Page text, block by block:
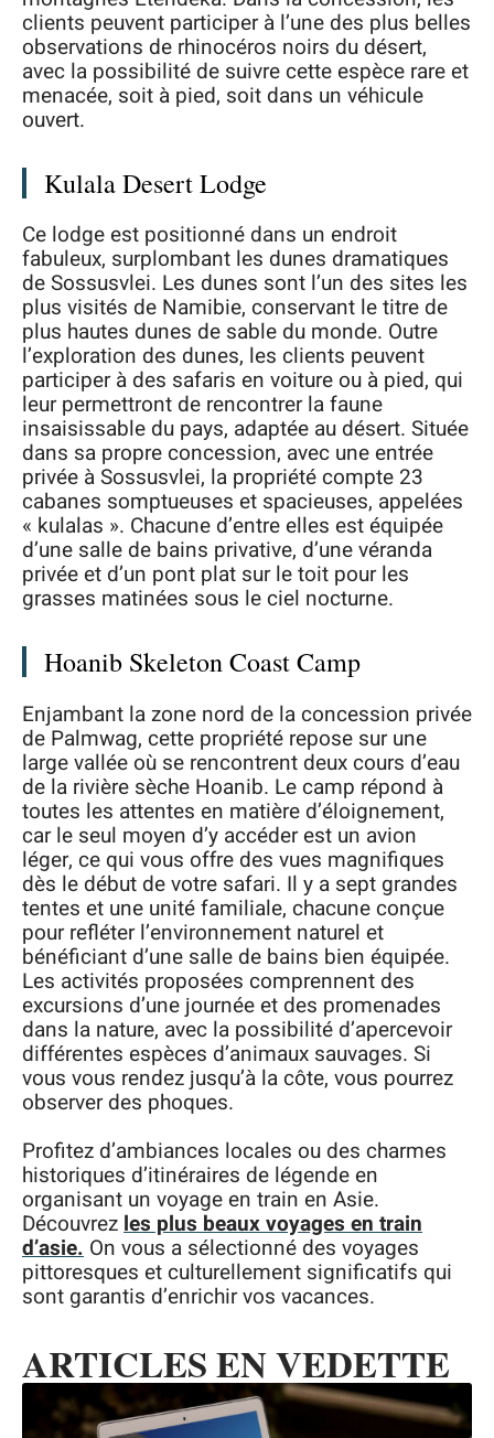
clients peuvent participer à l’une des plus belles
observations de rhinocéros noirs du désert,
avec la possibilité de suivre cette espèce rare et
menacée, soit à pied, soit dans un véhicule
ouvert.
Kulala Desert Lodge
Ce lodge est positionné dans un endroit
fabuleux, surplombant les dunes dramatiques
de Sossusvlei. Les dunes sont l’un des sites les
plus visités de Namibie, conservant le titre de
plus hautes dunes de sable du monde. Outre
l’exploration des dunes, les clients peuvent
participer à des safaris en voiture ou à pied, qui
leur permettront de rencontrer la faune
insaisissable du pays, adaptée au désert. Située
dans sa propre concession, avec une entrée
privée à Sossusvlei, la propriété compte 23
cabanes somptueuses et spacieuses, appelées
« kulalas ». Chacune d’entre elles est équipée
d’une salle de bains privative, d’une véranda
privée et d’un pont plat sur le toit pour les
grasses matinées sous le ciel nocturne.
Hoanib Skeleton Coast Camp
Enjambant la zone nord de la concession privée
de Palmwag, cette propriété repose sur une
large vallée où se rencontrent deux cours d’eau
de la rivière sèche Hoanib. Le camp répond à
toutes les attentes en matière d’éloignement,
car le seul moyen d’y accéder est un avion
léger, ce qui vous offre des vues magnifiques
dès le début de votre safari. Il y a sept grandes
tentes et une unité familiale, chacune conçue
pour refléter l’environnement naturel et
bénéficiant d’une salle de bains bien équipée.
Les activités proposées comprennent des
excursions d’une journée et des promenades
dans la nature, avec la possibilité d’apercevoir
différentes espèces d’animaux sauvages. Si
vous vous rendez jusqu’à la côte, vous pourrez
observer des phoques.
Profitez d’ambiances locales ou des charmes
historiques d’itinéraires de légende en
organisant un voyage en train en Asie.
Découvrezles plus beaux voyages en train
d’asie. On vous a sélectionné des voyages
pittoresques et culturellement significatifs qui
sont garantis d’enrichir vos vacances.
ARTICLES EN VEDETTE